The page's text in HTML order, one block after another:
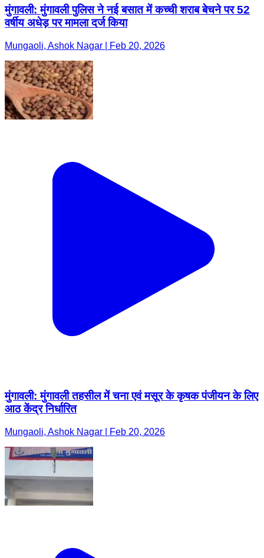
मुंगावली: मुंगावली पुलिस ने नई बसात में कच्ची शराब बेचने पर 52
वर्षीय अधेड़ पर मामला दर्ज किया
Mungaoli, Ashok Nagar | Feb 20, 2026
मुंगावली: मुंगावली तहसील में चना एवं मसूर के कृषक पंजीयन के लिए
आठ केंद्र निर्धारित
Mungaoli, Ashok Nagar | Feb 20, 2026